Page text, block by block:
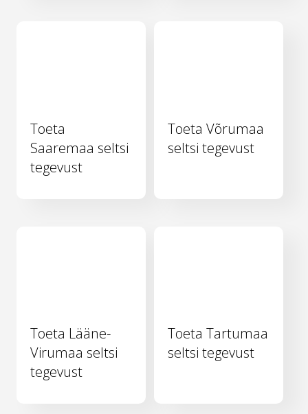
Toeta
Saaremaa seltsi
tegevust
Toeta Võrumaa
seltsi tegevust
Toeta Lääne-
Virumaa seltsi
tegevust
Toeta Tartumaa
seltsi tegevust